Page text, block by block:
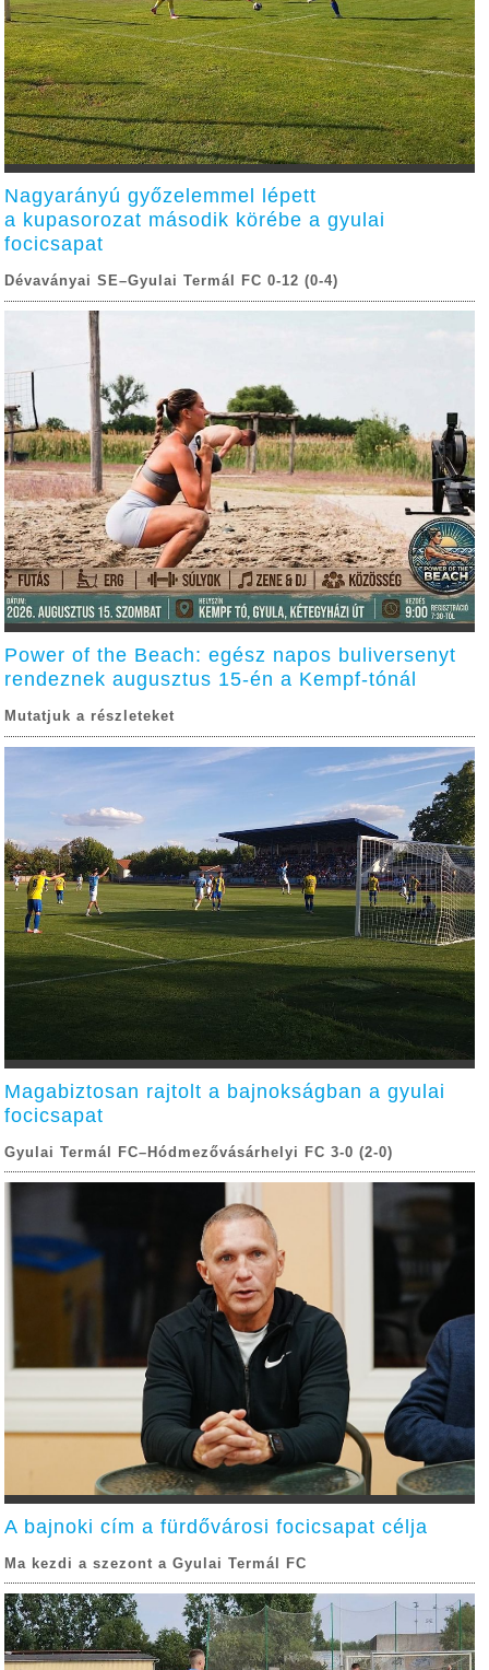
Nagyarányú győzelemmel lépett
a kupasorozat második körébe a gyulai
focicsapat
Dévaványai SE–Gyulai Termál FC 0-12 (0-4)
Power of the Beach: egész napos buliversenyt
rendeznek augusztus 15-én a Kempf-tónál
Mutatjuk a részleteket
Magabiztosan rajtolt a bajnokságban a gyulai
focicsapat
Gyulai Termál FC–Hódmezővásárhelyi FC 3-0 (2-0)
A bajnoki cím a fürdővárosi focicsapat célja
Ma kezdi a szezont a Gyulai Termál FC